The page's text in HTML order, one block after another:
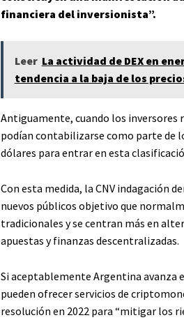
financiera del inversionista”.
Leer La actividad de DEX en
tendencia a la baja de los
Antiguamente, cuando los inversores
podían contabilizarse como parte de
dólares para entrar en esta
Con esta medida, la CNV indagación
nuevos públicos objetivo que
tradicionales y se centran más en
apuestas y finanzas descentralizadas.
Si aceptablemente Argentina avanza
pueden ofrecer servicios de
resolución en 2022 para “mitigar los